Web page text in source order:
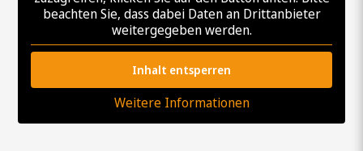
Wonach suchen Sie?
beachten Sie, dass dabei Daten an Drittanbieter
weitergegeben werden.
Inhalt entsperren
Weitere Informationen